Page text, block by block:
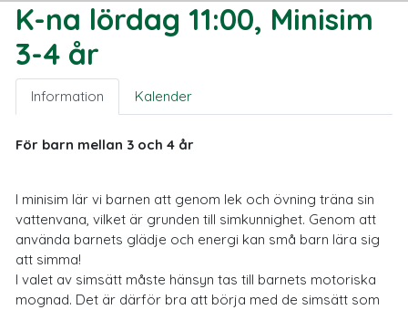
K-na lördag 11:00, Minisim
3-4 år
Information Kalender
För barn mellan 3 och 4 år
I minisim lär vi barnen att genom lek och övning träna sin
vattenvana, vilket är grunden till simkunnighet. Genom att
använda barnets glädje och energi kan små barn lära sig
att simma!
I valet av simsätt måste hänsyn tas till barnets motoriska
mognad. Det är därför bra att börja med de simsätt som